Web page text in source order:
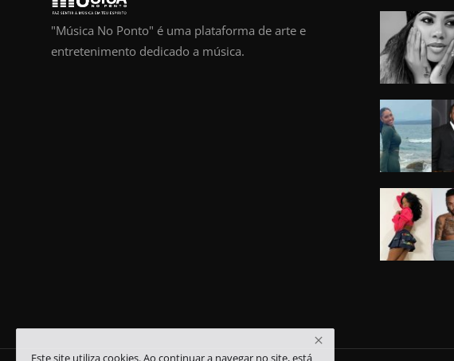
"Música No Ponto" é uma plataforma de arte e
entretenimento dedicado a música.
Este site utiliza cookies. Ao continuar a navegar no site, está